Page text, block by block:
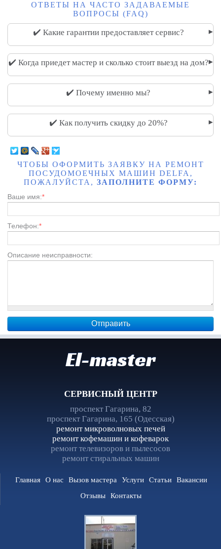
ОТВЕТЫ НА ЧАСТО ЗАДАВАЕМЫЕ
ВОПРОСЫ (FAQ)
✔️ Какие гарантии предоставляет сервис? ▸
✔️ Когда приедет мастер и сколько стоит выезд на дом?▸
✔️ Почему именно мы? ▸
✔️ Как получить скидку до 20%? ▸
ЧТОБЫ ОФОРМИТЬ ЗАЯВКУ НА РЕМОНТ
ПОСУДОМОЕЧНЫХ МАШИН DELFA,
ПОЖАЛУЙСТА, ЗАПОЛНИТЕ ФОРМУ:
Ваше имя:*
Телефон:*
Описание неисправности:
El-master
СЕРВИСНЫЙ ЦЕНТР
проспект Гагарина, 82
проспект Гагарина, 165 (Одесская)
ремонт микроволновых печей
ремонт кофемашин и кофеварок
ремонт телевизоров и пылесосов
ремонт стиральных машин
Главная О нас Вызов мастера Услуги Статьи
Вакансии
Отзывы
Контакты